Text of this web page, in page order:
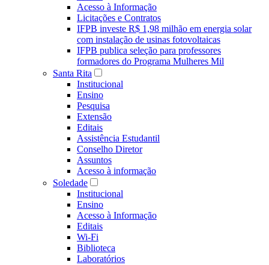
Acesso à Informação
Licitações e Contratos
IFPB investe R$ 1,98 milhão em energia solar
com instalação de usinas fotovoltaicas
IFPB publica seleção para professores
formadores do Programa Mulheres Mil
Santa Rita
Institucional
Ensino
Pesquisa
Extensão
Editais
Assistência Estudantil
Conselho Diretor
Assuntos
Acesso à informação
Soledade
Institucional
Ensino
Acesso à Informação
Editais
Wi-Fi
Biblioteca
Laboratórios